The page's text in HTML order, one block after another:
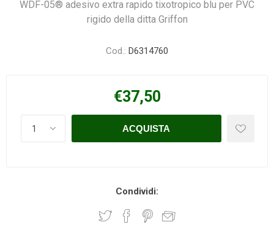
WDF-05® adesivo extra rapido tixotropico blu per PVC
rigido della ditta Griffon
Cod.: D6314760
€37,50
Condividi: